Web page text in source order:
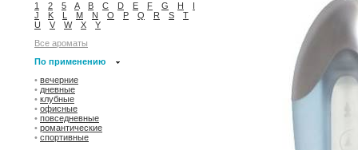
1
2 5 A B C D E F G H
I
J
K L M N O P Q R S
T
U
V W X
Y
Все ароматы
По применению
• вечерние
• дневные
• клубные
• офисные
• повседневные
• романтические
• спортивные